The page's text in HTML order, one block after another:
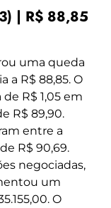
| R$ 88,85
uma queda
a R$ 88,85. O
R$ 1,05 em
R$ 89,90.
entre a
R$ 90,69.
negociadas,
um
O